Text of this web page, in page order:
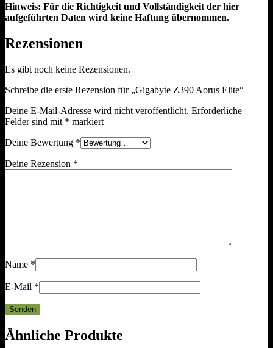
Hinweis: Für die Richtigkeit und Vollständigkeit der hier
aufgeführten Daten wird keine Haftung übernommen.
Rezensionen
Es gibt noch keine Rezensionen.
Schreibe die erste Rezension für „Gigabyte Z390 Aorus Elite“
Deine E-Mail-Adresse wird nicht veröffentlicht. Erforderliche
Felder sind mit * markiert
Deine Bewertung *
Deine Rezension *
Name *
E-Mail *
Ähnliche Produkte